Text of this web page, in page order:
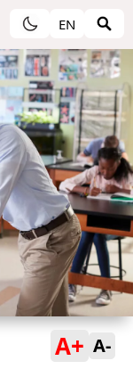
EN
A+ A-